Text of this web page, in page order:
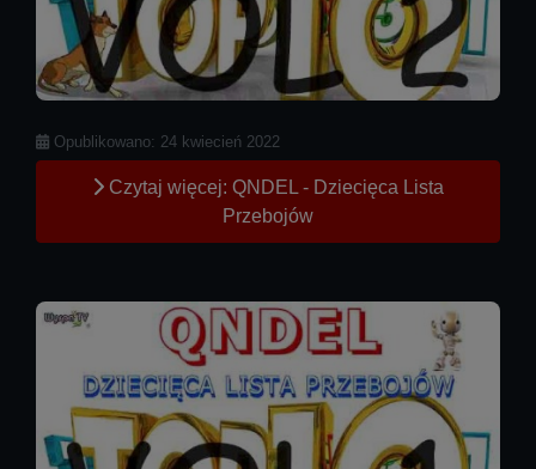
Szczegóły
Opublikowano: 24 kwiecień 2022
Czytaj więcej: QNDEL - Dziecięca Lista
Przebojów